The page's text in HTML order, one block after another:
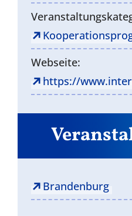
Webseite:
https://
Brandenburg